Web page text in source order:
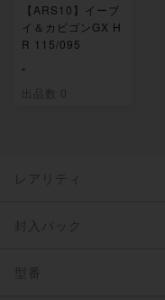
【ARS10】イーブ
イ＆カビゴンGX H
R 115/095
-
出品数 0
レアリティ
封入パック
型番